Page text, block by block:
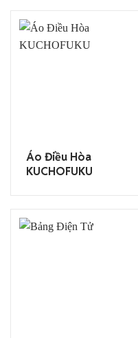
Áo Điều Hòa
KUCHOFUKU